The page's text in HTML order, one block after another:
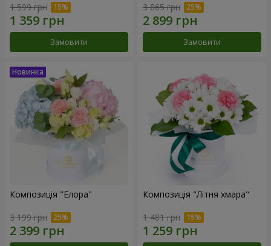
1 599 грн
Замовити
3 865 грн
Замовити
Композиція "Елора"
3 199 грн
Композиція "Літня хмара"
1 481 грн